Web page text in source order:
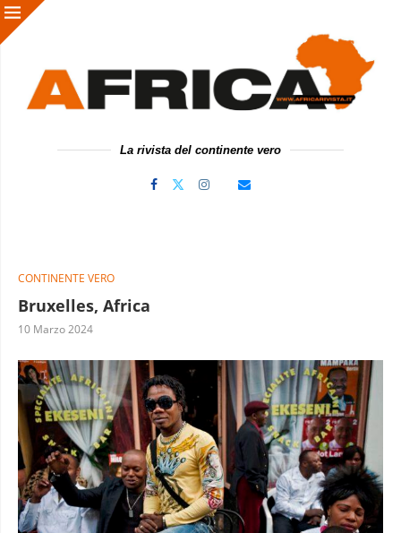
La rivista del continente vero
CONTINENTE VERO
Bruxelles, Africa
10 Marzo 2024